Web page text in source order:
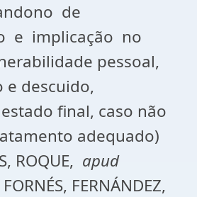
de
e implicação no
pessoal,
e descuido,
final, caso não
adequado)
ROQUE, apud
FERNÁNDEZ,